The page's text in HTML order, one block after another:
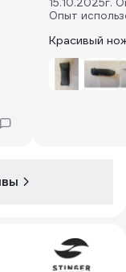
15.10.2025г.
Опыт
Красивый